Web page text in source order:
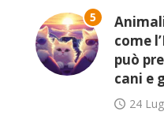
5
come
può
cani e
24